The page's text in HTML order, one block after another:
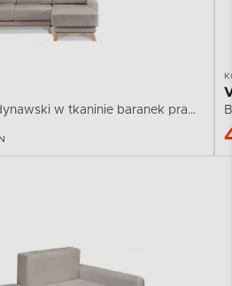
Beżowy narożnik skandynawski w tkaninie baranek prawy